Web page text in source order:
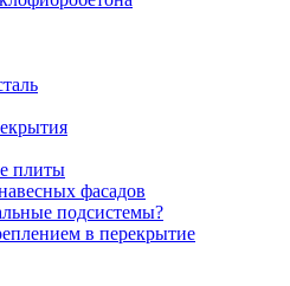
плиты
фасадов
подсистемы?
в перекрытие